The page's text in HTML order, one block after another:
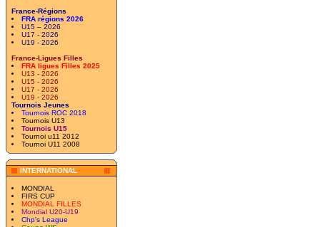
France-Régions
FRA régions 2026
U15 – 2026
U17 - 2026
U19 - 2026
France-Ligues Filles
FRA ligues Filles 2025
U13 - 2026
U15 - 2026
U17 - 2026
U19 - 2026
Tournois Jeunes
Tournois ROC 2018
Tournois U13
Tournois U15
Tournoi u11 2012
Tournoi U11 2008
INTERNATIONAL
MONDIAL
FIRS CUP
MONDIAL FILLES
Mondial U20-U19
Chp's League